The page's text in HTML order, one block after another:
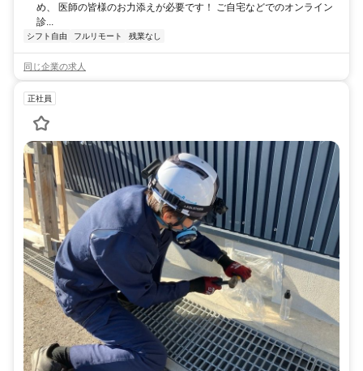
め、 医師の皆様のお力添えが必要です！ ご自宅などでのオンライン
診...
シフト自由 フルリモート 残業なし
同じ企業の求人
正社員